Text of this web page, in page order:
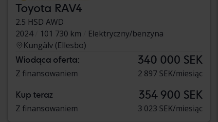
Toyota RAV4
2.5 HSD AWD
2024
101 730 km
Elektryczny/benzyna
Kungälv (Ellesbo)
Wiodąca oferta: 340 000 SEK
Z finansowaniem 2 897 SEK/miesiąc
Kup teraz 354 900 SEK
Z finansowaniem 3 023 SEK/miesiąc